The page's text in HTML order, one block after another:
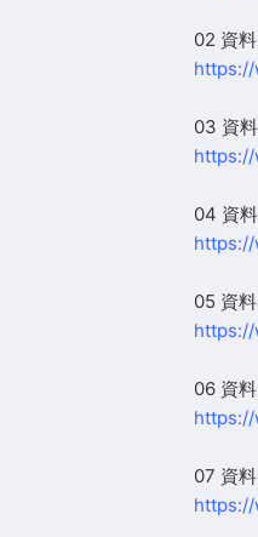
02 資
03 資
04 資
05 資
06 資
07 資